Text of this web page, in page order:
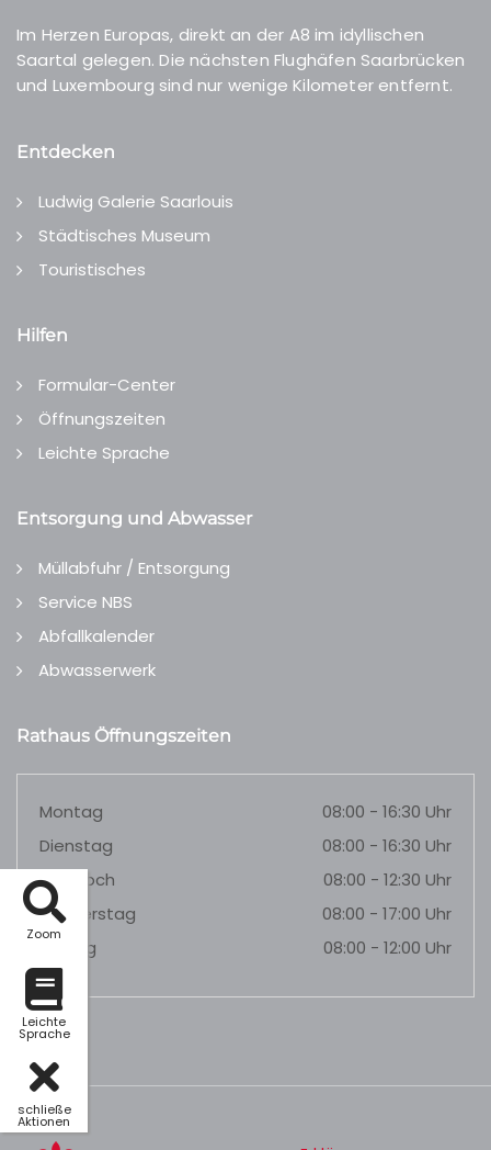
Zoom
Leichte
Sprache
schließe
Aktionen
Im Herzen Europas, direkt an der A8 im idyllischen
Saartal gelegen. Die nächsten Flughäfen Saarbrücken
und Luxembourg sind nur wenige Kilometer entfernt.
Entdecken
Ludwig Galerie Saarlouis
Städtisches Museum
Touristisches
Hilfen
Formular-Center
Öffnungszeiten
Leichte Sprache
Entsorgung und Abwasser
Müllabfuhr / Entsorgung
Service NBS
Abfallkalender
Abwasserwerk
Rathaus Öffnungszeiten
Montag
08:00 - 16:30 Uhr
Dienstag
08:00 - 16:30 Uhr
Mittwoch
08:00 - 12:30 Uhr
Donnerstag
08:00 - 17:00 Uhr
Freitag
08:00 - 12:00 Uhr